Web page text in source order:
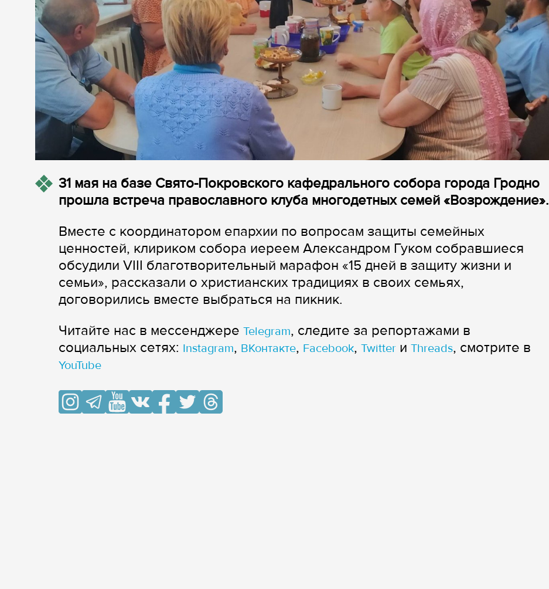
31 мая на базе Свято-Покровского кафедрального собора города Гродно
прошла встреча православного клуба многодетных семей «Возрождение».
Вместе с координатором епархии по вопросам защиты семейных
ценностей, клириком собора иереем Александром Гуком собравшиеся
обсудили VIII благотворительный марафон «15 дней в защиту жизни и
семьи», рассказали о христианских традициях в своих семьях,
договорились вместе выбраться на пикник.
Читайте нас в мессенджере Telegram, следите за репортажами в
cоциальных сетях: Instagram, ВКонтакте, Facebook, Twitter и Threads, смотрите в
YouTube